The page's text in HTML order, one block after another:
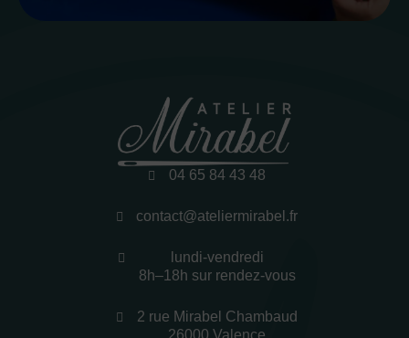
04 65 84 43 48
contact@ateliermirabel.fr
lundi-vendredi
8h–18h sur rendez-vous
2 rue Mirabel Chambaud
26000 Valence